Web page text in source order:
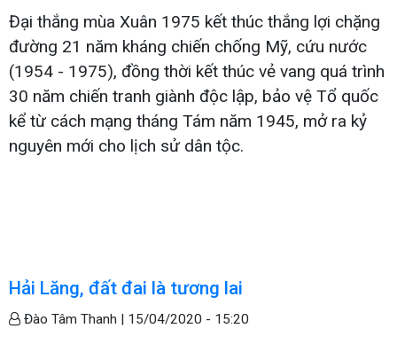
Đại thắng mùa Xuân 1975 kết thúc thắng lợi chặng
đường 21 năm kháng chiến chống Mỹ, cứu nước
(1954 - 1975), đồng thời kết thúc vẻ vang quá trình
30 năm chiến tranh giành độc lập, bảo vệ Tổ quốc
kể từ cách mạng tháng Tám năm 1945, mở ra kỷ
nguyên mới cho lịch sử dân tộc.
Hải Lăng, đất đai là tương lai
Đào Tâm Thanh | 15/04/2020 - 15:20